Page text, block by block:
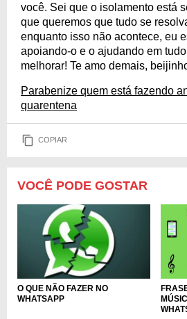
você. Sei que o isolamento está
que queremos que tudo se
enquanto isso não acontece, eu
apoiando-o e o ajudando em
melhorar! Te amo demais,
Parabenize quem está fazendo
quarentena
COPIAR
VOCÊ PODE GOSTAR
O QUE NÃO FAZER NO
WHATSAPP